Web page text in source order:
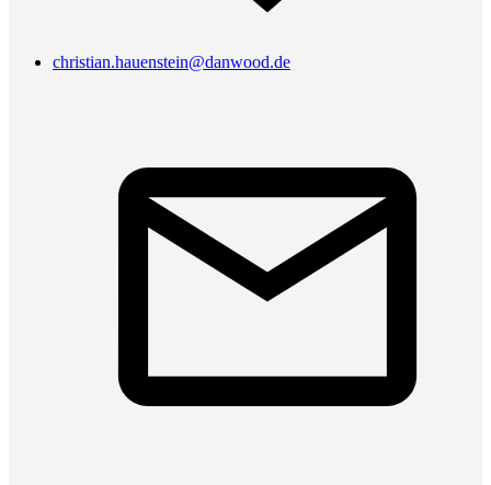
christian.hauenstein@danwood.de